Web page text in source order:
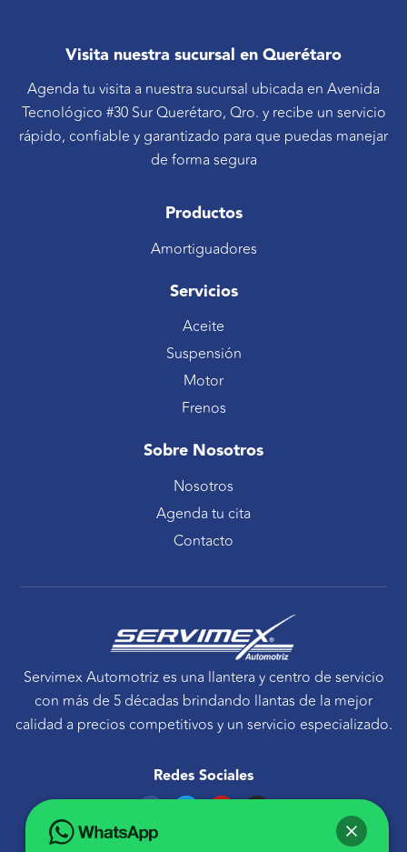
Visita nuestra sucursal en Querétaro
Agenda tu visita a nuestra sucursal ubicada en Avenida
Tecnológico #30 Sur Querétaro, Qro. y recibe un servicio
rápido, confiable y garantizado para que puedas manejar
de forma segura
Productos
Amortiguadores
Servicios
Aceite
Suspensión
Motor
Frenos
Sobre Nosotros
Nosotros
Agenda tu cita
Contacto
Servimex Automotriz es una llantera y centro de servicio
con más de 5 décadas brindando llantas de la mejor
calidad a precios competitivos y un servicio especializado.
Redes Sociales
F
c
e
T Y I